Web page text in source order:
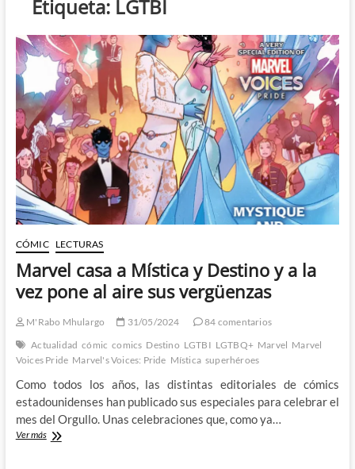
Etiqueta: LGTBI
CÓMIC LECTURAS
Marvel casa a Mística y Destino y a la
vez pone al aire sus vergüenzas
M'Rabo Mhulargo 31/05/2024
84 comentarios
Actualidad cómic comics Destino LGTBI LGTBQ+ Marvel Marvel
Voices Pride Marvel's Voices: Pride Mística superhéroes
Como todos los años, las distintas editoriales de cómics
estadounidenses han publicado sus especiales para celebrar el
mes del Orgullo. Unas celebraciones que, como ya…
Ver másMarvel